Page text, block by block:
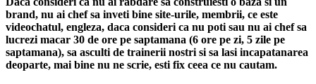
brand, nu ai chef sa inveti bine site-urile, membrii, ce este
videochatul, engleza, daca consideri ca nu poti sau nu ai chef sa
lucrezi macar 30 de ore pe saptamana (6 ore pe zi, 5 zile pe
saptamana), sa asculti de trainerii nostri si sa lasi incapatanarea
deoparte, mai bine nu ne scrie, esti fix ceea ce nu cautam.